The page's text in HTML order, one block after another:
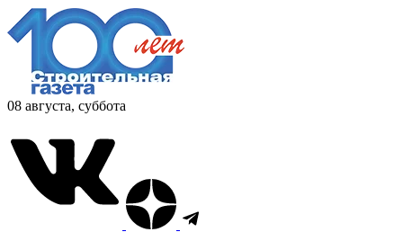
08 августа, суббота